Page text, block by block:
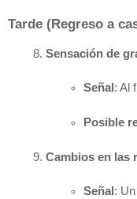
Tarde (Regreso a
Sensación de
Señal : Al
Posible
Cambios en las
Señal :